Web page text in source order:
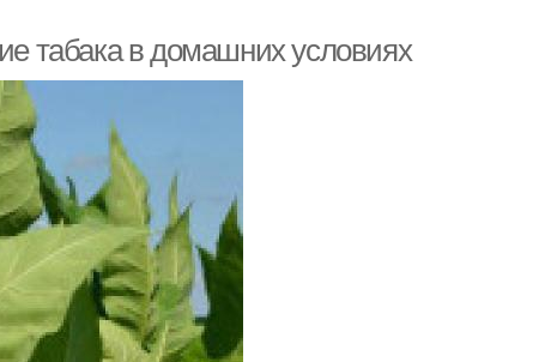
табака в домашних условиях